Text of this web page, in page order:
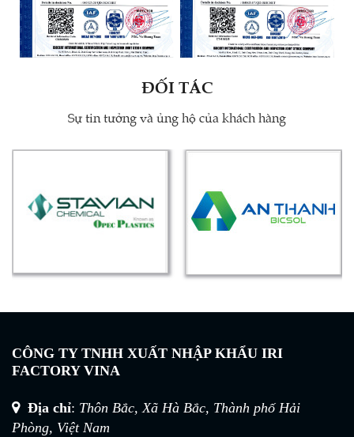
ĐỐI TÁC
Sự tin tưởng và ủng hộ của khách hàng
CÔNG TY TNHH XUẤT NHẬP KHẨU IRI
FACTORY VINA
Địa chỉ: Thôn Bắc, Xã Hà Bắc, Thành phố Hải
Phòng, Việt Nam